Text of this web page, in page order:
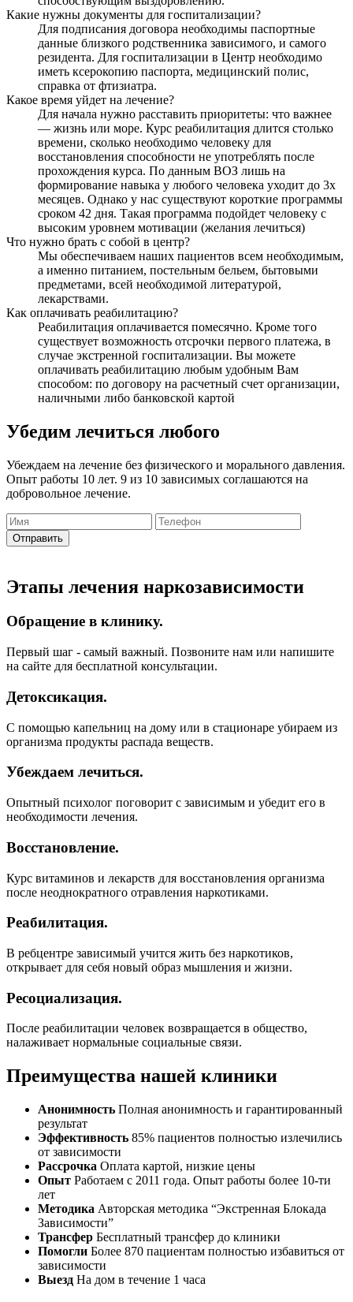
Какие нужны документы для госпитализации?
Для подписания договора необходимы паспортные
данные близкого родственника зависимого, и самого
резидента. Для госпитализации в Центр необходимо
иметь ксерокопию паспорта, медицинский полис,
справка от фтизиатра.
Какое время уйдет на лечение?
Для начала нужно расставить приоритеты: что важнее
— жизнь или море. Курс реабилитация длится столько
времени, сколько необходимо человеку для
восстановления способности не употреблять после
прохождения курса. По данным ВОЗ лишь на
формирование навыка у любого человека уходит до 3х
месяцев. Однако у нас существуют короткие программы
сроком 42 дня. Такая программа подойдет человеку с
высоким уровнем мотивации (желания лечиться)
Что нужно брать с собой в центр?
Мы обеспечиваем наших пациентов всем необходимым,
а именно питанием, постельным бельем, бытовыми
предметами, всей необходимой литературой,
лекарствами.
Как оплачивать реабилитацию?
Реабилитация оплачивается помесячно. Кроме того
существует возможность отсрочки первого платежа, в
случае экстренной госпитализации. Вы можете
оплачивать реабилитацию любым удобным Вам
способом: по договору на расчетный счет организации,
наличными либо банковской картой
Убедим лечиться любого
Убеждаем на лечение без физического и морального давления.
Опыт работы 10 лет. 9 из 10 зависимых соглашаются на
добровольное лечение.
Отправить
Этапы лечения наркозависимости
Обращение в клинику.
Первый шаг - самый важный. Позвоните нам или напишите
на сайте для бесплатной консультации.
Детоксикация.
С помощью капельниц на дому или в стационаре убираем из
организма продукты распада веществ.
Убеждаем лечиться.
Опытный психолог поговорит с зависимым и убедит его в
необходимости лечения.
Восстановление.
Курс витаминов и лекарств для восстановления организма
после неоднократного отравления наркотиками.
Реабилитация.
В ребцентре зависимый учится жить без наркотиков,
открывает для себя новый образ мышления и жизни.
Ресоциализация.
После реабилитации человек возвращается в общество,
налаживает нормальные социальные связи.
Преимущества нашей клиники
Анонимность Полная анонимность и гарантированный
результат
Эффективность 85% пациентов полностью излечились
от зависимости
Рассрочка Оплата картой, низкие цены
Опыт Работаем с 2011 года. Опыт работы более 10-ти
лет
Методика Авторская методика “Экстренная Блокада
Зависимости”
Трансфер Бесплатный трансфер до клиники
Помогли Более 870 пациентам полностью избавиться от
зависимости
Выезд На дом в течение 1 часа